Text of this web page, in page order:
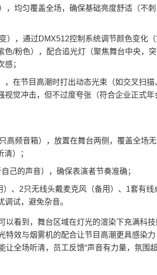
均匀覆盖全场，确保基础亮度舒适（不刺
），通过DMX512控制系统调节颜色变化（
/粉色），配合追光灯（聚焦舞台中央，
；
在节目高潮时打出动态光束（如交叉扫描
视觉冲击，但不过度夸张（符合企业正式年
高频音箱），放置在舞台两侧，覆盖全场
）；
己的声音），确保表演者节奏准确；
、2只无线头戴麦克风（备用）、1套有线
试，避免杂音。
以看到，舞台区域在灯光的渲染下充满科技
特效与烟雾机的配合让节目高潮更具感染力
全场听清，员工反馈“声音有力量，氛围超